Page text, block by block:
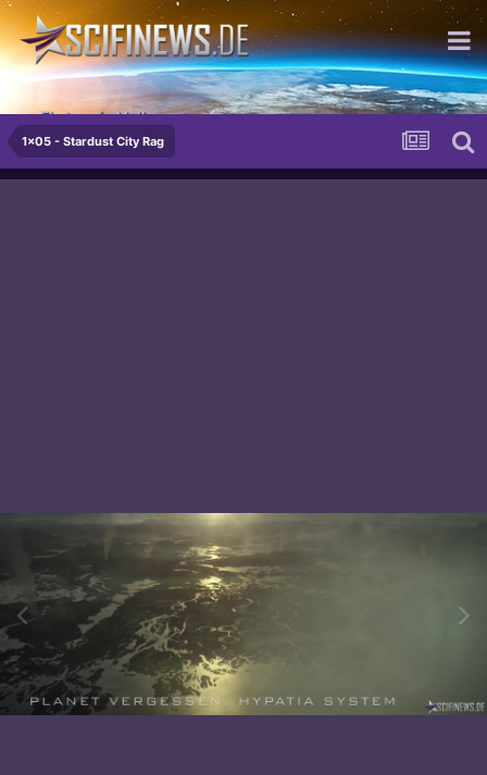
...Ekstase in Moll
1x05 - Stardust City Rag